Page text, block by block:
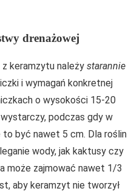
drenażowej
keramzytu należy starannie
i wymagań konkretnej
o wysokości 15-20
podczas gdy w
to być nawet 5 cm. Dla roślin
wody, jak kaktusy czy
może zajmować nawet 1/3
aby keramzyt nie tworzył